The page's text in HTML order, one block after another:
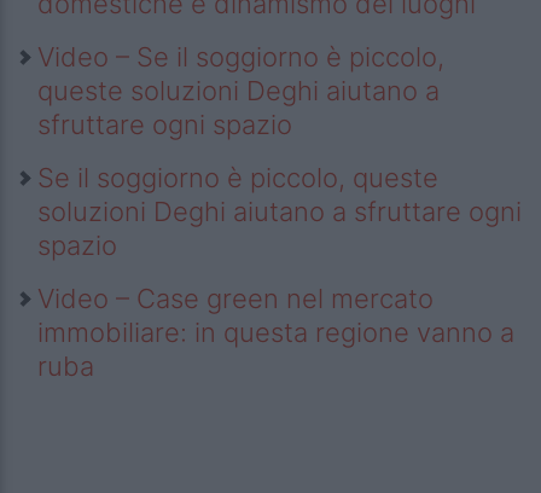
Video – Se il soggiorno è piccolo,
queste soluzioni Deghi aiutano a
sfruttare ogni spazio
Se il soggiorno è piccolo, queste
soluzioni Deghi aiutano a sfruttare ogni
spazio
Video – Case green nel mercato
immobiliare: in questa regione vanno a
ruba